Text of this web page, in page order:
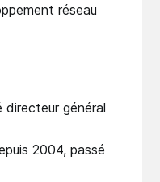
réseau
directeur général
2004, passé